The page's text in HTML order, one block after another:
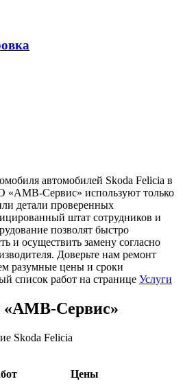
автомобилей Skoda Felicia в
«АМВ-Сервис» используют только
детали проверенных
штат сотрудников и
позволят быстро
и осуществить замену согласно
Доверьте нам ремонт
разумные цены и сроки
список работ на странице Услуги
«АМВ-Сервис»
Skoda Felicia
Цены